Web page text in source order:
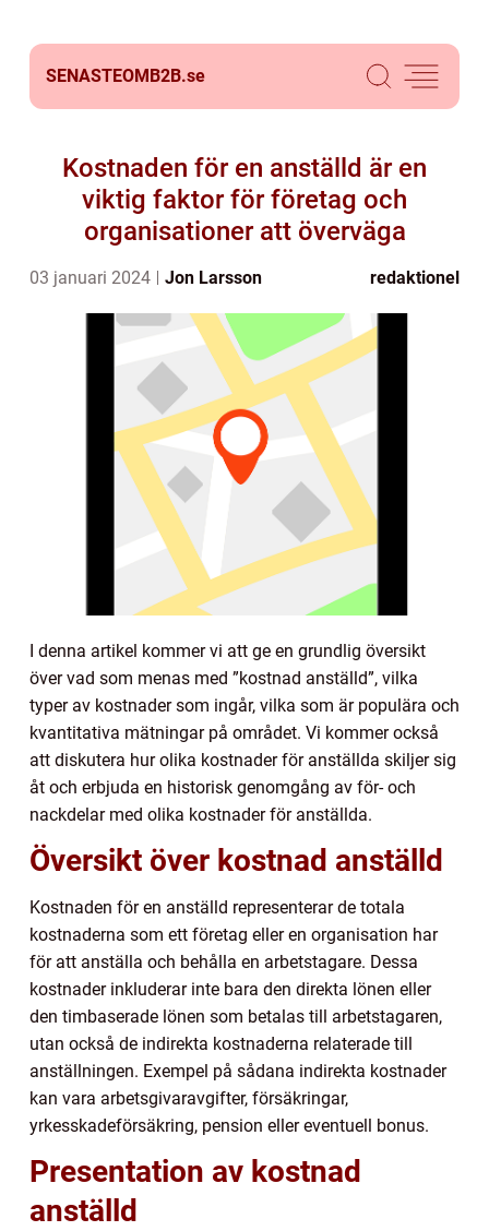
SENASTEOMB2B.se
Kostnaden för en anställd är en
viktig faktor för företag och
organisationer att överväga
03 januari 2024 Jon Larsson redaktionel
I denna artikel kommer vi att ge en grundlig översikt
över vad som menas med ”kostnad anställd”, vilka
typer av kostnader som ingår, vilka som är populära och
kvantitativa mätningar på området. Vi kommer också
att diskutera hur olika kostnader för anställda skiljer sig
åt och erbjuda en historisk genomgång av för- och
nackdelar med olika kostnader för anställda.
Översikt över kostnad anställd
Kostnaden för en anställd representerar de totala
kostnaderna som ett företag eller en organisation har
för att anställa och behålla en arbetstagare. Dessa
kostnader inkluderar inte bara den direkta lönen eller
den timbaserade lönen som betalas till arbetstagaren,
utan också de indirekta kostnaderna relaterade till
anställningen. Exempel på sådana indirekta kostnader
kan vara arbetsgivaravgifter, försäkringar,
yrkesskadeförsäkring, pension eller eventuell bonus.
Presentation av kostnad
anställd